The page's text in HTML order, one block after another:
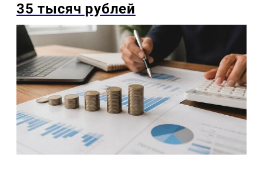
35 тысяч рублей